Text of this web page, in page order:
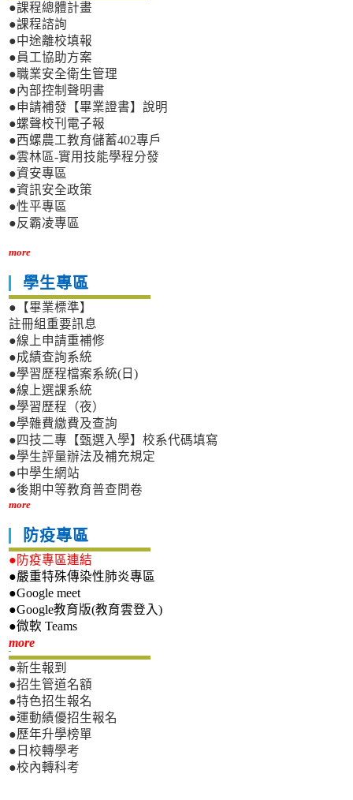
●課程總體計畫
●課程諮詢
●中途離校填報
●員工協助方案
●職業安全衛生管理
●內部控制聲明書
●申請補發【畢業證書】說明
●螺聲校刊電子報
●西螺農工教育儲蓄402專戶
●雲林區-實用技能學程分發
●資安專區
●資訊安全政策
●性平專區
●反霸凌專區
more
學生專區
●【畢業標準】
註冊組重要訊息
●線上申請重補修
●成績查詢系統
●學習歷程檔案系統(日)
●線上選課系統
●學習歷程（夜）
●學雜費繳費及查詢
●四技二專【甄選入學】校系代碼填寫
●學生評量辦法及補充規定
●中學生網站
●後期中等教育普查問卷
more
防疫專區
●防疫專區連結
●嚴重特殊傳染性肺炎專區
●Google meet
●Google教育版(教育雲登入)
●微軟 Teams
more新生專區
●新生報到
●招生管道名額
●特色招生報名
●運動績優招生報名
●歷年升學榜單
●日校轉學考
●校內轉科考